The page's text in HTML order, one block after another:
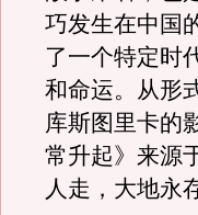
巧发生在中国
了一个特定时
和命运。从形
库斯图里卡的
常升起》来源
人走，大地永